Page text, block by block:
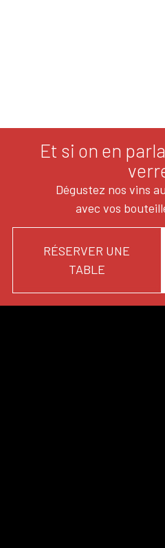
Et si on en
Dégustez nos vins
avec vos
RÉSERVER UNE
TABLE